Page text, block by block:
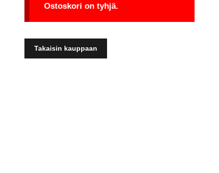
Ostoskori on tyhjä.
Takaisin kauppaan